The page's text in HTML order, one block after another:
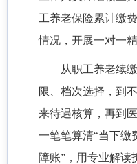
工养老保险累计缴
情况，开展一对一精
从职工养老续
限、档次选择，到
来待遇核算，再到
一笔笔算清“当下缴
障账”，用专业解读